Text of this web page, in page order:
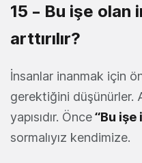
15 – Bu işe olan
arttırılır?
İnsanlar inanmak için
gerektiğini düşünürler.
yapısıdır. Önce“Bu işe
sormalıyız kendimize.